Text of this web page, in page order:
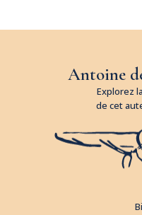
Antoine
Explorez
de cet